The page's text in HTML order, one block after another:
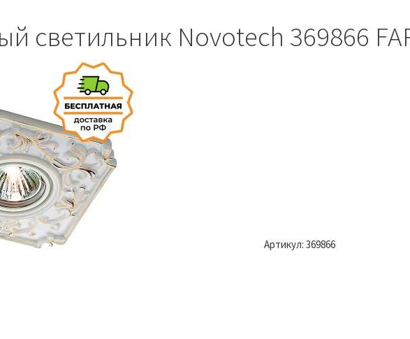
светильник Novotech 369866
Артикул: 369866